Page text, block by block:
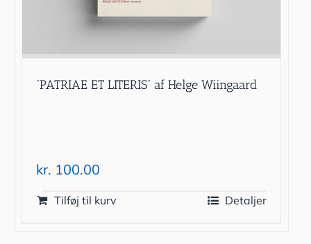
“PATRIAE ET LITERIS” af Helge Wiingaard
kr. 100.00
Tilføj til kurv Detaljer